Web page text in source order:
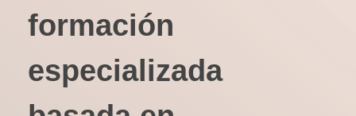
formación
especializada